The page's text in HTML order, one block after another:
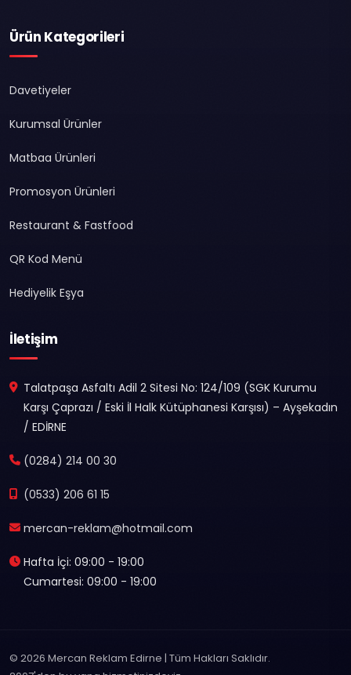
Ürün Kategorileri
Davetiyeler
Kurumsal Ürünler
Matbaa Ürünleri
Promosyon Ürünleri
Restaurant & Fastfood
QR Kod Menü
Hediyelik Eşya
İletişim
Talatpaşa Asfaltı Adil 2 Sitesi No: 124/109 (SGK Kurumu
Karşı Çaprazı / Eski İl Halk Kütüphanesi Karşısı) – Ayşekadın
/ EDİRNE
(0284) 214 00 30
(0533) 206 61 15
mercan-reklam@hotmail.com
Hafta İçi: 09:00 - 19:00
Cumartesi: 09:00 - 19:00
© 2026 Mercan Reklam Edirne | Tüm Hakları Saklıdır.